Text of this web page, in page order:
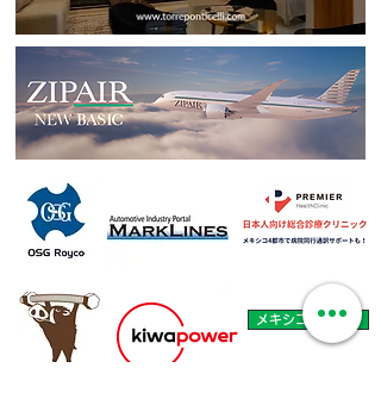
メキシコ年金還付